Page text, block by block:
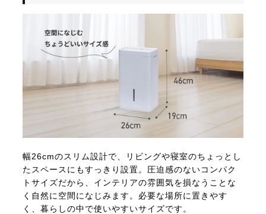
幅26cmのスリム設計で、リビングや寝室のちょっとし
たスペースにもすっきり設置。圧迫感のないコンパク
トサイズだから、インテリアの雰囲気を損なうことな
く自然に空間になじみます。必要な場所に置きやす
く、暮らしの中で使いやすいサイズです。